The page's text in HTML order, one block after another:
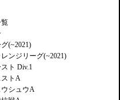
覧
(~2021)
レンジリーグ(~2021)
ト Div.1
ストA
ウシュウA